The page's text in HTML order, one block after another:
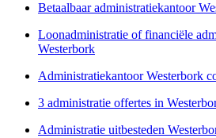
Betaalbaar administratiekantoor
Loonadministratie of financiële
Westerbork
Administratiekantoor Westerbork
3 administratie offertes in
Administratie uitbesteden